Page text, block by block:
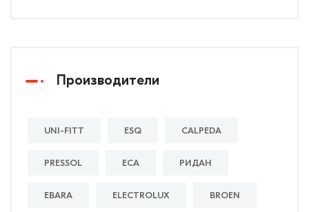
Производители
UNI-FITT ESQ CALPEDA
PRESSOL ECA РИДАН
EBARA ELECTROLUX BROEN